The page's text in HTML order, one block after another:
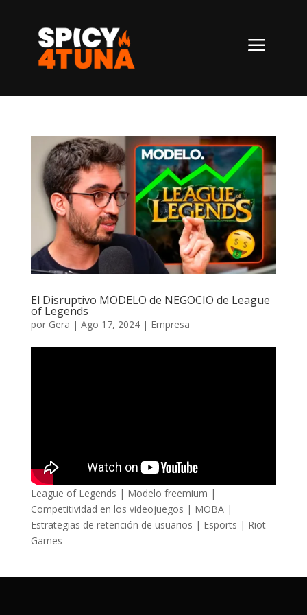
a
El Disruptivo MODELO de NEGOCIO de League
of Legends
por Gera | Ago 17, 2024| Empresa
League of Legends | Modelo freemium |
Competitividad en los videojuegos | MOBA |
Estrategias de retención de usuarios | Esports | Riot
Games